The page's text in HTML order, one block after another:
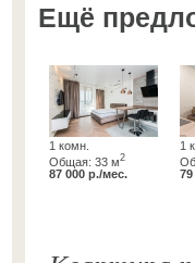
Ещё
1 комн.
Общая: 33 м2
87 000 р./мес.
1